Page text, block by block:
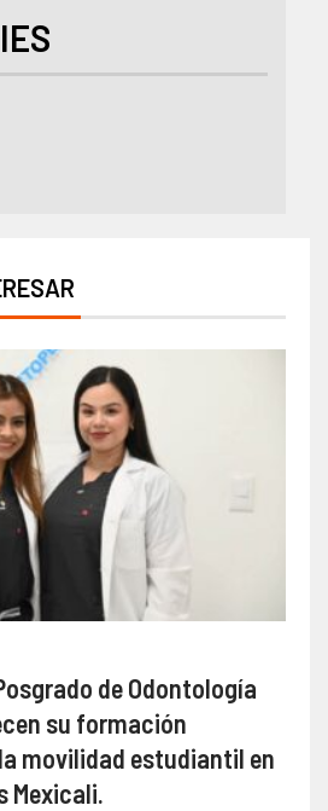
de Odontología
su formación
movilidad estudiantil en
Mexicali.